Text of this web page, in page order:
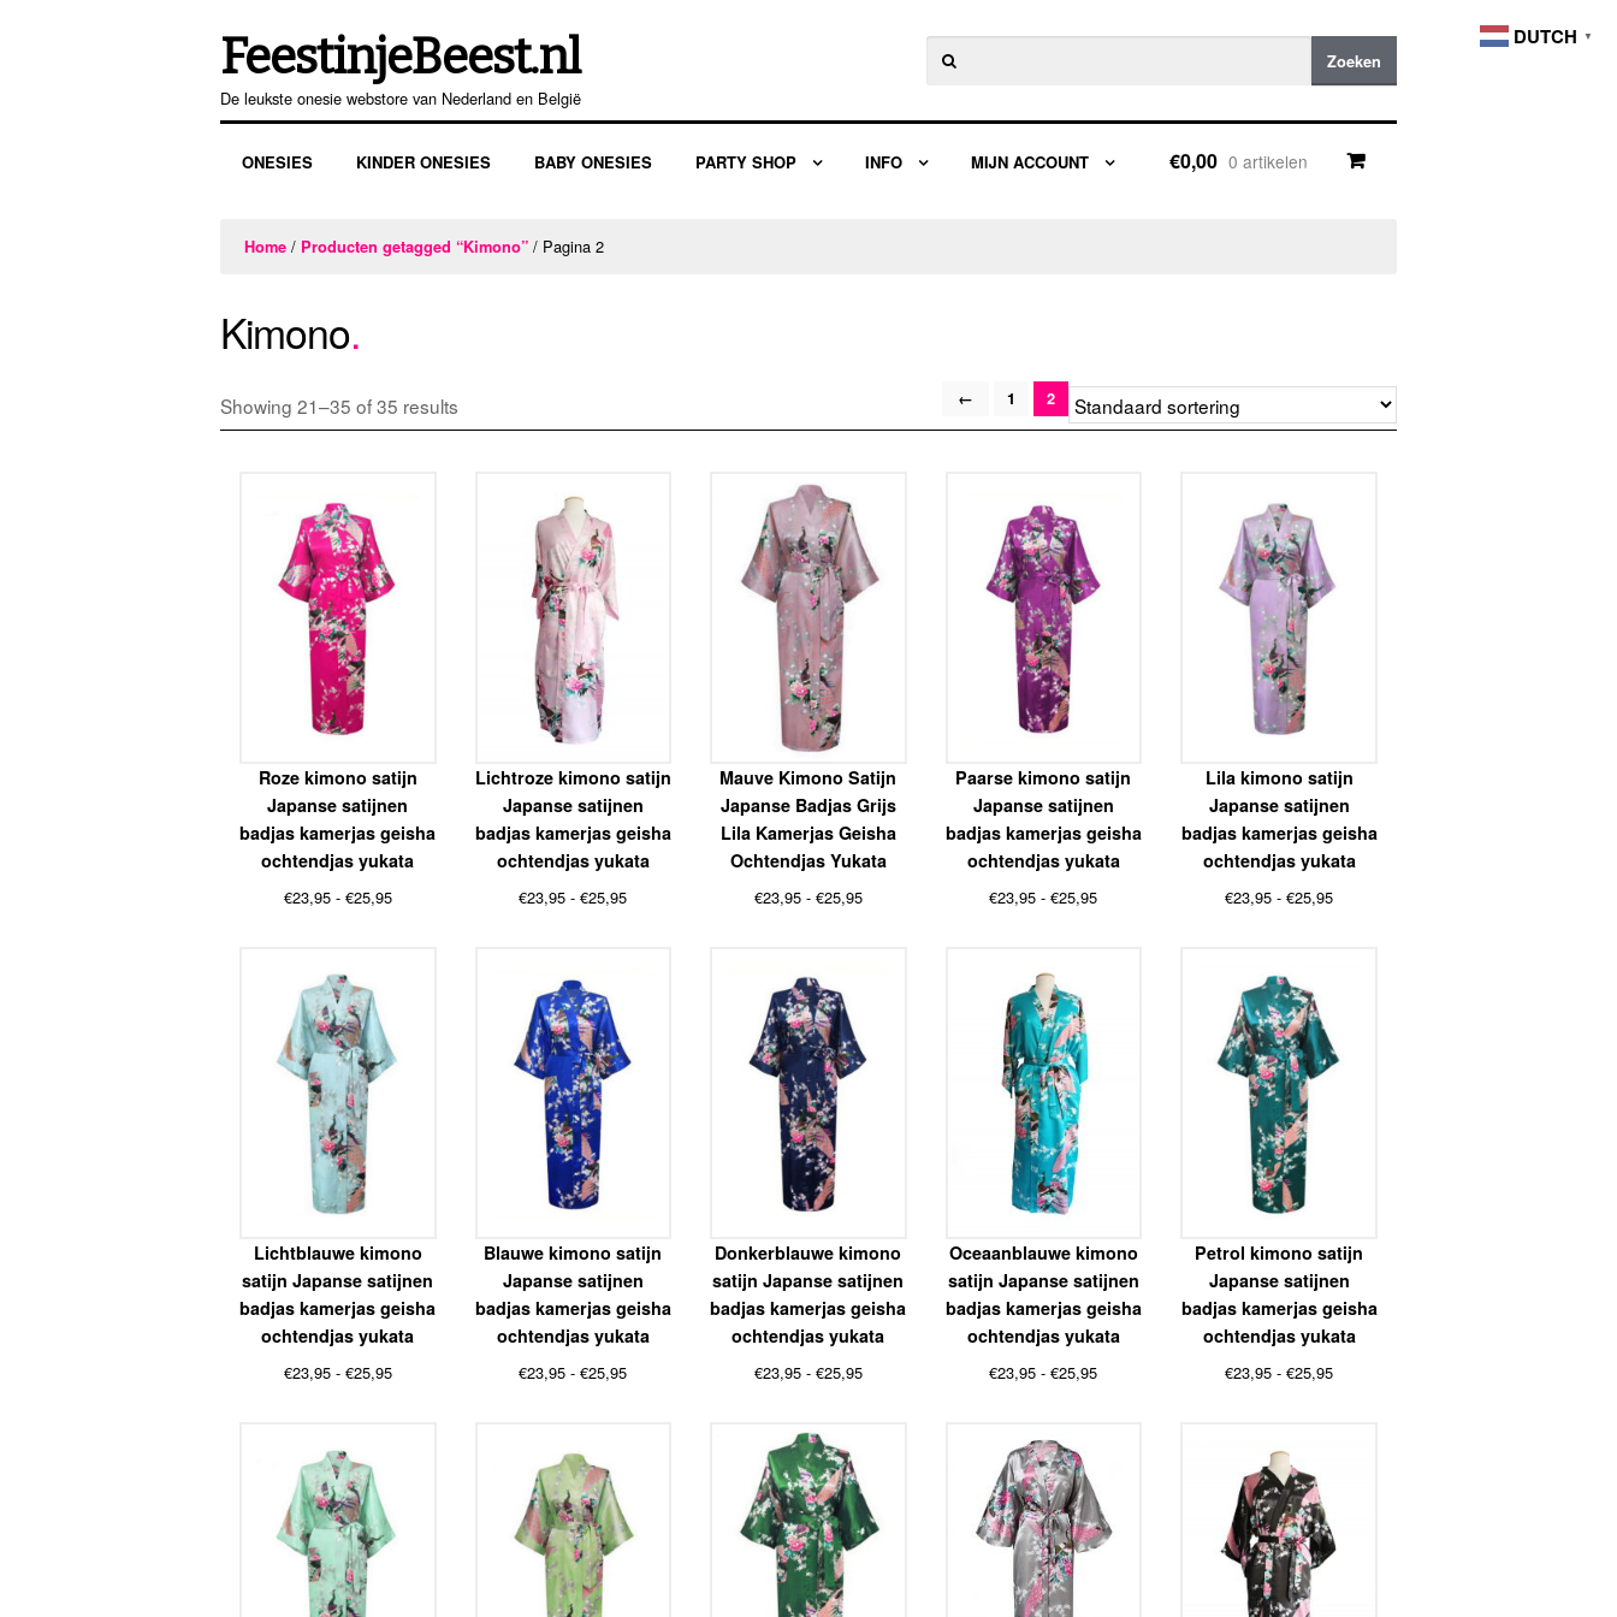
Ga
door
naar
Ga
direct
naar
inhoud
FeestinjeBeest.nl
De leukste onesie webstore van Nederland en België
naar:
Zoeken
ONESIES KINDER ONESIES BABY ONESIES PARTY SHOP INFO MIJN ACCOUNT €0,00 0 artikelen
Home / Producten getagged “Kimono” / Pagina 2
Kimono
Showing 21–35 of 35 results ← 1 2
Roze kimono satijn
Japanse satijnen
badjas kamerjas geisha
ochtendjas yukata
€23,95 - €25,95Prijsklasse:
Lichtroze kimono satijn
Japanse satijnen
badjas kamerjas geisha
ochtendjas yukata
€23,95 - €25,95Prijsklasse:
Mauve Kimono Satijn
Japanse Badjas Grijs
Lila Kamerjas Geisha
Ochtendjas Yukata
€23,95 - €25,95Prijsklasse:
Paarse kimono satijn
Japanse satijnen
badjas kamerjas geisha
ochtendjas yukata
€23,95 - €25,95Prijsklasse:
Lila kimono satijn
Japanse satijnen
badjas kamerjas geisha
ochtendjas yukata
€23,95 - €25,95Prijsklasse:
Lichtblauwe kimono
satijn Japanse satijnen
badjas kamerjas geisha
ochtendjas yukata
€23,95 - €25,95Prijsklasse:
Blauwe kimono satijn
Japanse satijnen
badjas kamerjas geisha
ochtendjas yukata
€23,95 - €25,95Prijsklasse:
Donkerblauwe kimono
satijn Japanse satijnen
badjas kamerjas geisha
ochtendjas yukata
€23,95 - €25,95Prijsklasse:
Oceaanblauwe kimono
satijn Japanse satijnen
badjas kamerjas geisha
ochtendjas yukata
€23,95 - €25,95Prijsklasse:
Petrol kimono satijn
Japanse satijnen
badjas kamerjas geisha
ochtendjas yukata
€23,95 - €25,95Prijsklasse:
DUTCH ▼